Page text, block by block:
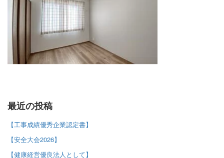
最近の投稿
【工事成績優秀企業認定書】
【安全大会2026】
【健康経営優良法人として】